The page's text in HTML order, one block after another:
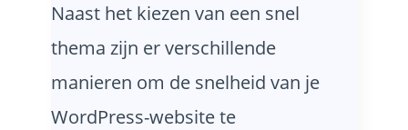
Naast het kiezen van een snel
thema zijn er verschillende
manieren om de snelheid van je
WordPress-website te